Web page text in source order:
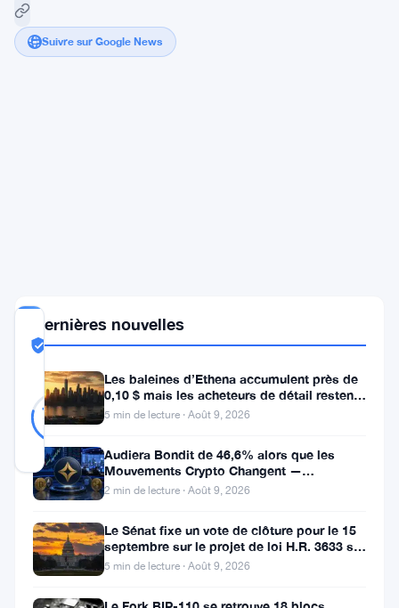
Suivre sur Google News
COMMUNITY
TRUST
Probablement Réel
79%
Probablement
Réel
28
votes
Mis à jour 5 mois il y a
OP_NET
est
lancé
Dernières nouvelles
Les baleines d’Ethena accumulent près de
0,10 $ mais les acheteurs de détail restent
à l’écart
5 min de lecture · Août 9, 2026
Audiera Bondit de 46,6% alors que les
Mouvements Crypto Changent —
Mouvements Quotidiens 9 Août
2 min de lecture · Août 9, 2026
Le Sénat fixe un vote de clôture pour le 15
septembre sur le projet de loi H.R. 3633 sur
le marché des cryptos
5 min de lecture · Août 9, 2026